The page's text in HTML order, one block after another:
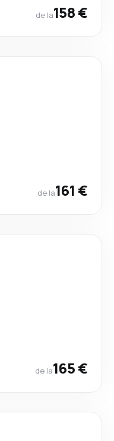
de la158 €
de la161 €
de la165 €